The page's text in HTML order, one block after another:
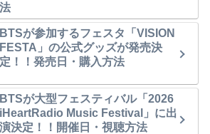
法
BTSが参加するフェスタ「VISION
FESTA」の公式グッズが発売決
定！！発売日・購入方法
BTSが大型フェスティバル「2026
iHeartRadio Music Festival」に出
演決定！！開催日・視聴方法